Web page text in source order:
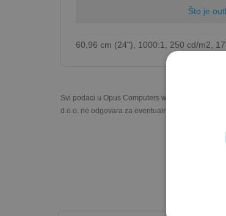
Što je
60,96 cm (24"), 1000:1, 250 cd/m2,
Svi podaci u Opus Computers web trgovini
d.o.o. ne odgovara za eventualne nesukladnosti